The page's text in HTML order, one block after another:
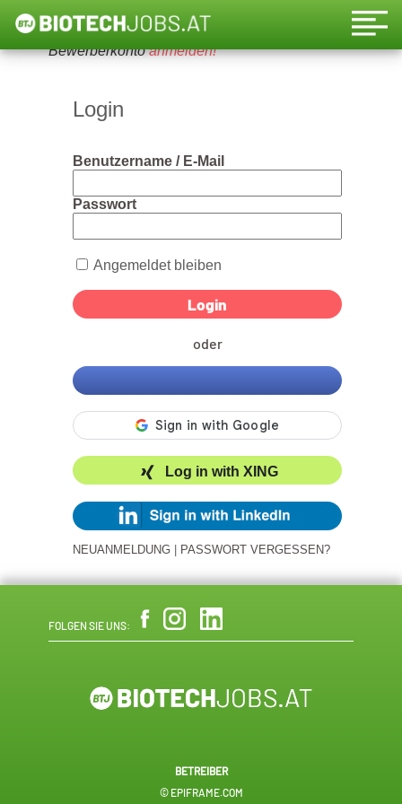
Um diese Funktion nutzen zu können, bitte ein
Bewerberkontoanmelden!
Login
Benutzername / E-Mail
Passwort
Angemeldet bleiben
oder
Log in with XING
NEUANMELDUNG PASSWORT VERGESSEN?
FOLGEN SIE UNS:
BETREIBER
© EPIFRAME.COM